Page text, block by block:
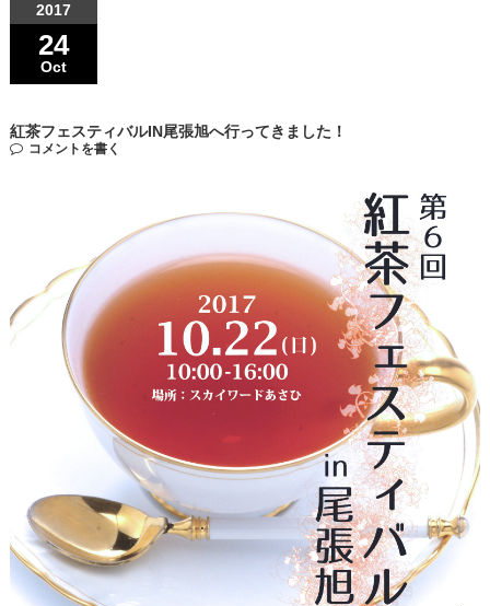
2017
24
Oct
紅茶フェスティバルIN尾張旭へ行ってきました！
コメントを書く